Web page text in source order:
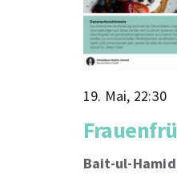
19. Mai, 22:30
Bait-ul-